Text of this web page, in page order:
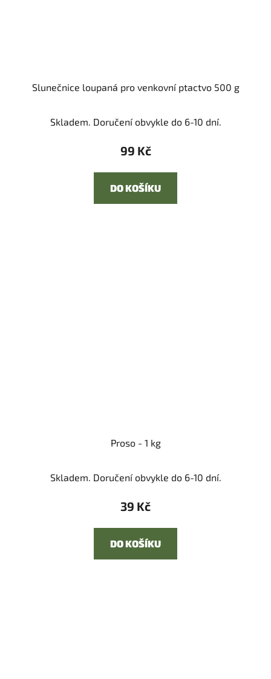
Slunečnice loupaná pro venkovní ptactvo 500 g
Skladem. Doručení obvykle do 6-10 dní.
99 Kč
DO KOŠÍKU
Proso - 1 kg
Skladem. Doručení obvykle do 6-10 dní.
39 Kč
DO KOŠÍKU